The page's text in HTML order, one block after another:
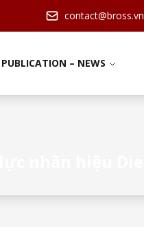
contact@bross.vn
PUBLICATION – NEWS